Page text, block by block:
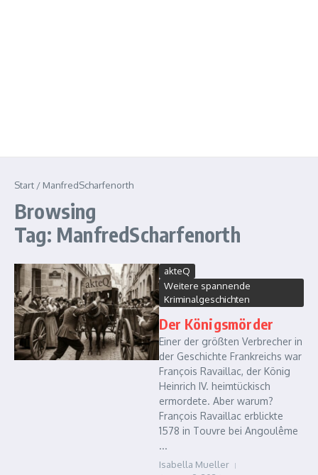
Start / ManfredScharfenorth
Browsing
Tag: ManfredScharfenorth
akteQ
Weitere spannende
Kriminalgeschichten
Der Königsmörder
Einer der größten Verbrecher in
der Geschichte Frankreichs war
François Ravaillac, der König
Heinrich IV. heimtückisch
ermordete. Aber warum?
François Ravaillac erblickte
1578 in Touvre bei Angoulême
...
Isabella Mueller